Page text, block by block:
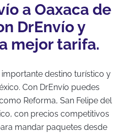
a Oaxaca de
DrEnvío y
mejor tarifa.
destino turístico y
Con DrEnvío puedes
Reforma, San Felipe del
con precios competitivos
mandar paquetes desde